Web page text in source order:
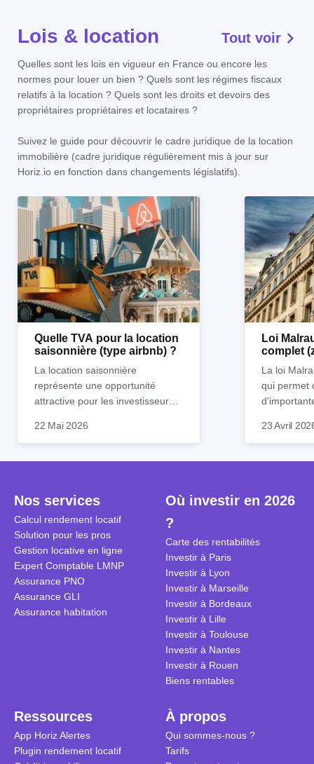
Lois & location Tout voir
Quelles sont les lois en vigueur en France ou encore les
normes pour louer un bien ? Quels sont les régimes fiscaux
relatifs à la location ? Quels sont les droits et devoirs des
propriétaires propriétaires et locataires ?
Suivez le guide pour découvrir le cadre juridique de la location
immobilière (cadre juridique régulièrement mis à jour sur
Horiz.io en fonction dans changements législatifs).
Quelle TVA pour la location
saisonnière (type airbnb) ?
La location saisonnière
représente une opportunité
attractive pour les investisseurs
patrimoine et générer des
Cependant, il est crucial de
notamment la TVA, afin
d'optimiser cette activité.
Et qu’a-t-on appris à la rentrée
la TVA est généralisé pour les
saisonnière dans certaines
conditions. On fait le point dans
cet article.
22 Mai 2026
Loi
complet
La loi
qui permet
immobilier.
historique
quelles
pour en
23 Avril
Nos services
Calcul rendement locatif
Solution pour les pros
Gestion locative en ligne
Expert Comptable LMNP
Assurance PNO
Assurance GLI
Assurance habitation
Où investir en 2026
?
Carte des rentabilités
Investir à Paris
Investir à Lyon
Investir à Marseille
Investir à Bordeaux
Investir à Lille
Investir à Toulouse
Investir à Nantes
Investir à Rouen
Biens rentables
Ressources
App Horiz Alertes
Plugin rendement locatif
À propos
Qui sommes-nous ?
Tarifs